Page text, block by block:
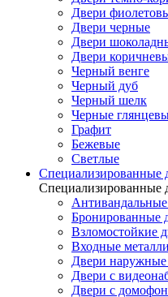
Двери
Двери черные
Двери
Двери
Черный венге
Черный дуб
Черный шелк
Черные
Графит
Бежевые
Светлые
Специализированные
Специализированные
Бронированные
Взломостойкие
Входные
Двери
Двери с
Двери с